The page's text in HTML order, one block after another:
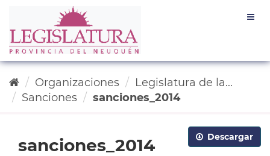
contenido
Organizaciones
Legislatura de la...
Sanciones
sanciones_2014
Descargar
sanciones_2014